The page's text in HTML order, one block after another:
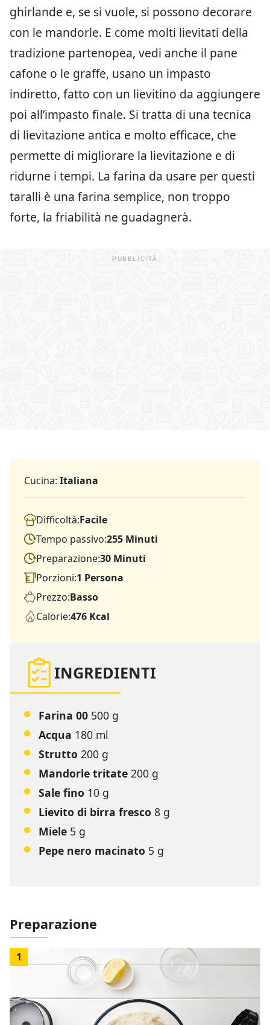
ghirlande e, se si vuole, si possono decorare
con le mandorle. E come molti lievitati della
tradizione partenopea, vedi anche il pane
cafone o le graffe, usano un impasto
indiretto, fatto con un lievitino da aggiungere
poi all’impasto finale. Si tratta di una tecnica
di lievitazione antica e molto efficace, che
permette di migliorare la lievitazione e di
ridurne i tempi. La farina da usare per questi
taralli è una farina semplice, non troppo
forte, la friabilità ne guadagnerà.
Cucina: Italiana
Difficoltà:Facile
Tempo passivo:255 Minuti
Preparazione:30 Minuti
Porzioni:1 Persona
Prezzo:Basso
Calorie:476 Kcal
INGREDIENTI
Farina 00 500 g
Acqua 180 ml
Strutto 200 g
Mandorle tritate 200 g
Sale fino 10 g
Lievito di birra fresco 8 g
Miele 5 g
Pepe nero macinato 5 g
Preparazione
1